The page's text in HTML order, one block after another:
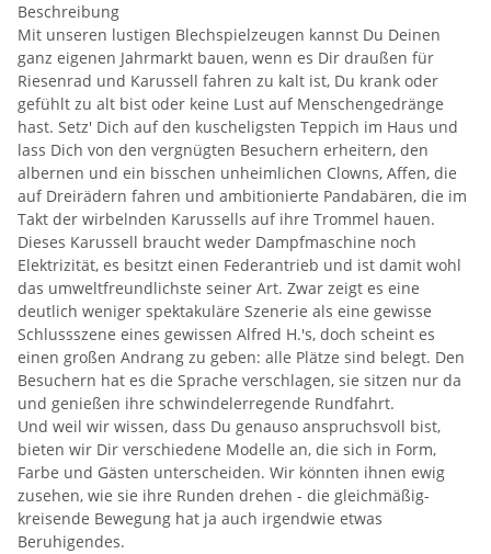
Beschreibung
Mit unseren lustigen Blechspielzeugen kannst Du Deinen
ganz eigenen Jahrmarkt bauen, wenn es Dir draußen für
Riesenrad und Karussell fahren zu kalt ist, Du krank oder
gefühlt zu alt bist oder keine Lust auf Menschengedränge
hast. Setz' Dich auf den kuscheligsten Teppich im Haus und
lass Dich von den vergnügten Besuchern erheitern, den
albernen und ein bisschen unheimlichen Clowns, Affen, die
auf Dreirädern fahren und ambitionierte Pandabären, die im
Takt der wirbelnden Karussells auf ihre Trommel hauen.
Dieses Karussell braucht weder Dampfmaschine noch
Elektrizität, es besitzt einen Federantrieb und ist damit wohl
das umweltfreundlichste seiner Art. Zwar zeigt es eine
deutlich weniger spektakuläre Szenerie als eine gewisse
Schlussszene eines gewissen Alfred H.'s, doch scheint es
einen großen Andrang zu geben: alle Plätze sind belegt. Den
Besuchern hat es die Sprache verschlagen, sie sitzen nur da
und genießen ihre schwindelerregende Rundfahrt.
Und weil wir wissen, dass Du genauso anspruchsvoll bist,
bieten wir Dir verschiedene Modelle an, die sich in Form,
Farbe und Gästen unterscheiden. Wir könnten ihnen ewig
zusehen, wie sie ihre Runden drehen - die gleichmäßig-
kreisende Bewegung hat ja auch irgendwie etwas
Beruhigendes.